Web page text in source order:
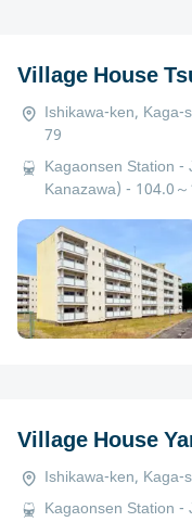
Village House
Ishikawa-ken, Kaga-
79
Kagaonsen Station -
Kanazawa) - 104.0～
Village House
Ishikawa-ken, Kaga-
Kagaonsen Station -